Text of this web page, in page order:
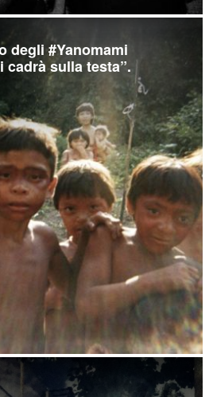
degli #Yanomami
sulla testa”.